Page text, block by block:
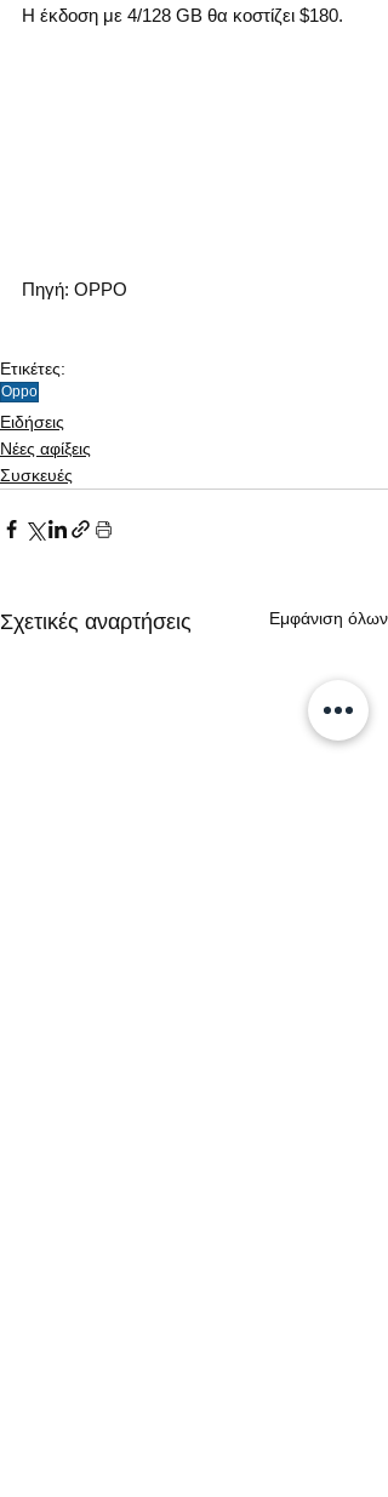
Η έκδοση με 4/128 GB θα κοστίζει $180.
Πηγή: OPPO
Ετικέτες:
Oppo
Ειδήσεις
Νέες αφίξεις
Συσκευές
Σχετικές αναρτήσεις Εμφάνιση όλων